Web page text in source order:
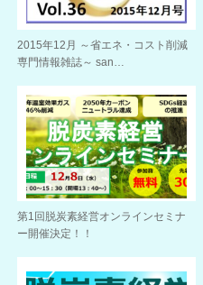
2015年12月 ～省エネ・コスト削減
専門情報雑誌～ san…
第1回脱炭素経営オンラインセミナ
ー開催決定！！